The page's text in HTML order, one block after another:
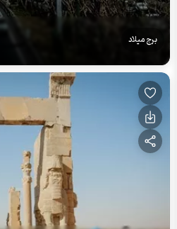
برج میلاد